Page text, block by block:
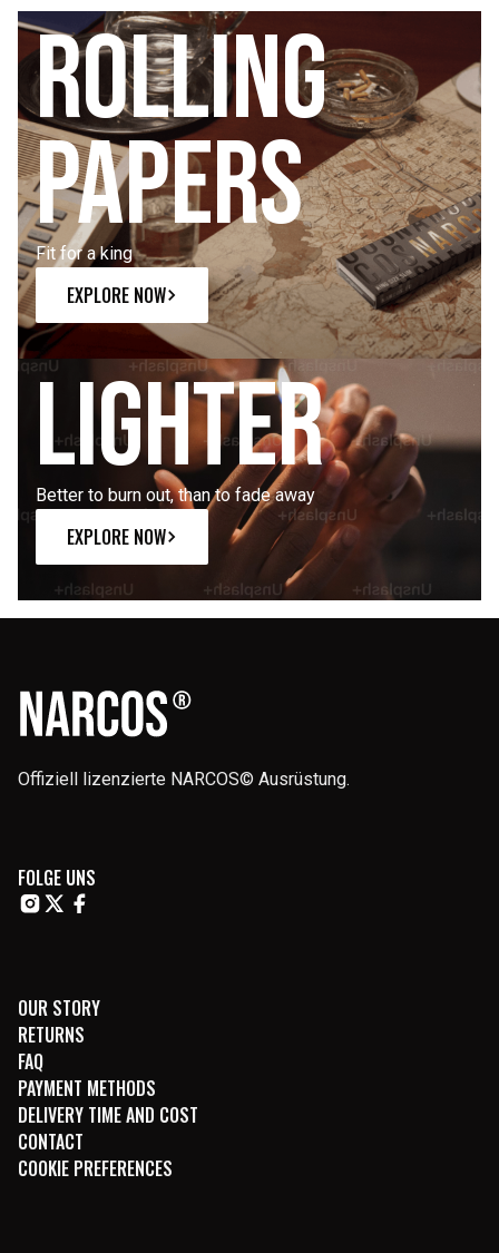
Rolling
papers
Fit for a king
EXPLORE NOW
Lighter
Better to burn out, than to fade away
EXPLORE NOW
Offiziell lizenzierte NARCOS© Ausrüstung.
FOLGE UNS
OUR STORY
RETURNS
FAQ
PAYMENT METHODS
DELIVERY TIME AND COST
CONTACT
COOKIE PREFERENCES